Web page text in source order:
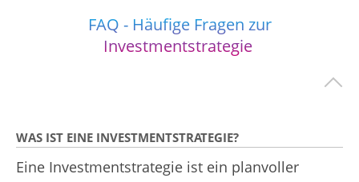
FAQ - Häufige Fragen zur
Investmentstrategie
WAS IST EINE INVESTMENTSTRATEGIE?
Eine Investmentstrategie ist ein planvoller